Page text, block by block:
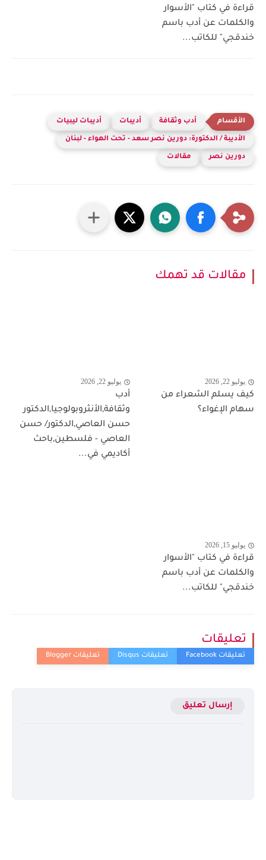
قراءة في كتاب "الأسوار
والكلمات عن أدب باسم
خندقجي" للكاتب...
أدب وثقافة أديبات أديبات ليبيات
الأديبة / الدكتورة: دورين نصر سعد - تحت الهواء - لبنان
دورين نصر مقالات
مقالات قد تهمك
يوليو 22, 2026
كيف يسلم الشعراء من
سهام الإغواء؟
يوليو 22, 2026
أدب
وثقافة,الأنثروبولوجيا,الدكتور
حسن العاصي,الدكتور/ حسن
العاصي - فلسطين,باحث
أكاديمي في...
يوليو 15, 2026
قراءة في كتاب "الأسوار
والكلمات عن أدب باسم
خندقجي" للكاتب...
تعليقات
إرسال تعليق